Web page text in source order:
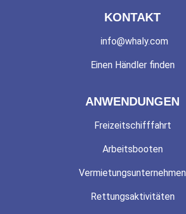
KONTAKT
info@whaly.com
Einen Händler finden
ANWENDUNGEN
Freizeitschifffahrt
Arbeitsbooten
Vermietungsunternehmen
Rettungsaktivitäten